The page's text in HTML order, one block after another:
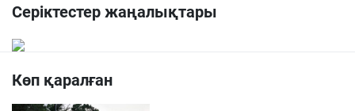
Серіктестер жаңалықтары
Көп қаралған